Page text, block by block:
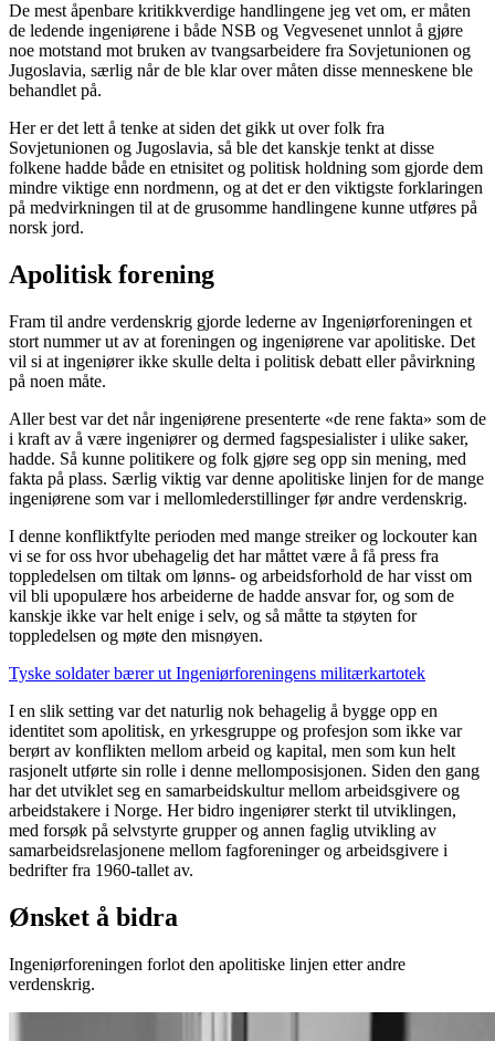
De mest åpenbare kritikkverdige handlingene jeg vet om, er måten
de ledende ingeniørene i både NSB og Vegvesenet unnlot å gjøre
noe motstand mot bruken av tvangsarbeidere fra Sovjetunionen og
Jugoslavia, særlig når de ble klar over måten disse menneskene ble
behandlet på.
Her er det lett å tenke at siden det gikk ut over folk fra
Sovjetunionen og Jugoslavia, så ble det kanskje tenkt at disse
folkene hadde både en etnisitet og politisk holdning som gjorde dem
mindre viktige enn nordmenn, og at det er den viktigste forklaringen
på medvirkningen til at de grusomme handlingene kunne utføres på
norsk jord.
Apolitisk forening
Fram til andre verdenskrig gjorde lederne av Ingeniørforeningen et
stort nummer ut av at foreningen og ingeniørene var apolitiske. Det
vil si at ingeniører ikke skulle delta i politisk debatt eller påvirkning
på noen måte.
Aller best var det når ingeniørene presenterte «de rene fakta» som de
i kraft av å være ingeniører og dermed fagspesialister i ulike saker,
hadde. Så kunne politikere og folk gjøre seg opp sin mening, med
fakta på plass. Særlig viktig var denne apolitiske linjen for de mange
ingeniørene som var i mellomlederstillinger før andre verdenskrig.
I denne konfliktfylte perioden med mange streiker og lockouter kan
vi se for oss hvor ubehagelig det har måttet være å få press fra
toppledelsen om tiltak om lønns- og arbeidsforhold de har visst om
vil bli upopulære hos arbeiderne de hadde ansvar for, og som de
kanskje ikke var helt enige i selv, og så måtte ta støyten for
toppledelsen og møte den misnøyen.
Tyske soldater bærer ut Ingeniørforeningens militærkartotek
I en slik setting var det naturlig nok behagelig å bygge opp en
identitet som apolitisk, en yrkesgruppe og profesjon som ikke var
berørt av konflikten mellom arbeid og kapital, men som kun helt
rasjonelt utførte sin rolle i denne mellomposisjonen. Siden den gang
har det utviklet seg en samarbeidskultur mellom arbeidsgivere og
arbeidstakere i Norge. Her bidro ingeniører sterkt til utviklingen,
med forsøk på selvstyrte grupper og annen faglig utvikling av
samarbeidsrelasjonene mellom fagforeninger og arbeidsgivere i
bedrifter fra 1960-tallet av.
Ønsket å bidra
Ingeniørforeningen forlot den apolitiske linjen etter andre
verdenskrig.